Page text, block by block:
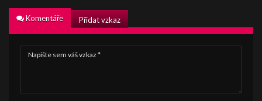
Komentáře Přidat vzkaz